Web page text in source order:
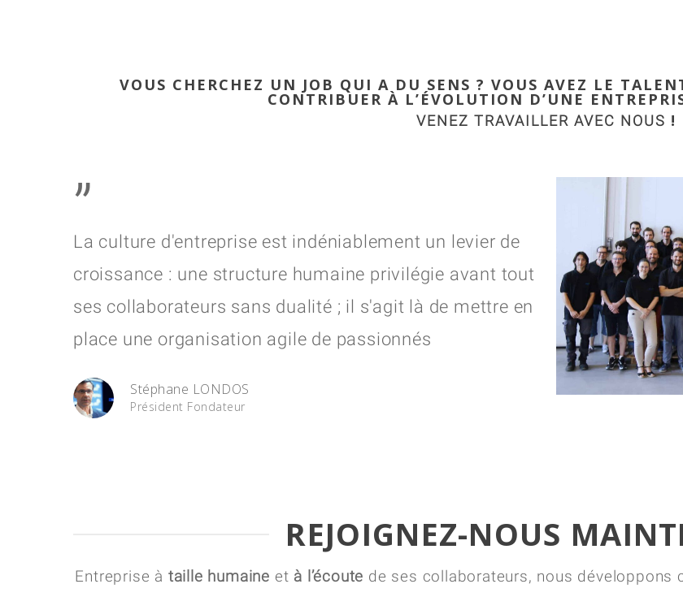
VOUS CHERCHEZ UN JOB QUI A DU SENS ? VOUS AVEZ LE
CONTRIBUER À L’ÉVOLUTION D’UNE
VENEZ TRAVAILLER AVEC NOUS !
”
La culture d'entreprise est indéniablement un levier de
croissance : une structure humaine privilégie avant tout
ses collaborateurs sans dualité ; il s'agit là de mettre en
place une organisation agile de passionnés
Stéphane LONDOS
Président Fondateur
REJOIGNEZ-NOUS
Entreprise à taille humaine et à l’écoute de ses collaborateurs, nous développons